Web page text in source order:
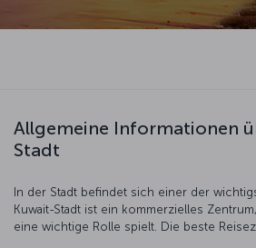
Allgemeine Informationen
Stadt
In der Stadt befindet sich einer der
Kuwait-Stadt ist ein kommerzielles
eine wichtige Rolle spielt. Die beste